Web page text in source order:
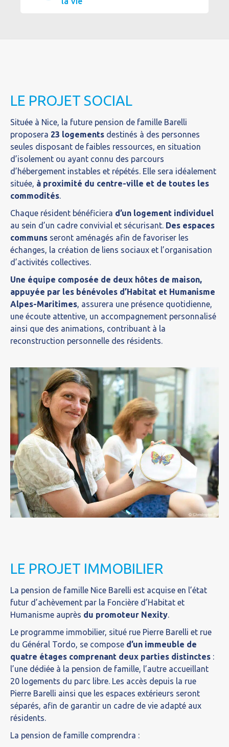
LE PROJET SOCIAL
Située à Nice, la future pension de famille Barelli
proposera 23 logements destinés à des personnes
seules disposant de faibles ressources, en situation
d’isolement ou ayant connu des parcours
d’hébergement instables et répétés. Elle sera idéalement
située, à proximité du centre-ville et de toutes les
commodités.
Chaque résident bénéficiera d’un logement individuel
au sein d’un cadre convivial et sécurisant. Des espaces
communs seront aménagés afin de favoriser les
échanges, la création de liens sociaux et l’organisation
d’activités collectives.
Une équipe composée de deux hôtes de maison,
appuyée par les bénévoles d’Habitat et Humanisme
Alpes-Maritimes, assurera une présence quotidienne,
une écoute attentive, un accompagnement personnalisé
ainsi que des animations, contribuant à la
reconstruction personnelle des résidents.
LE PROJET IMMOBILIER
La pension de famille Nice Barelli est acquise en l’état
futur d’achèvement par la Foncière d’Habitat et
Humanisme auprès du promoteur Nexity.
Le programme immobilier, situé rue Pierre Barelli et rue
du Général Tordo, se compose d’un immeuble de
quatre étages comprenant deux parties distinctes :
l’une dédiée à la pension de famille, l’autre accueillant
20 logements du parc libre. Les accès depuis la rue
Pierre Barelli ainsi que les espaces extérieurs seront
séparés, afin de garantir un cadre de vie adapté aux
résidents.
La pension de famille comprendra :